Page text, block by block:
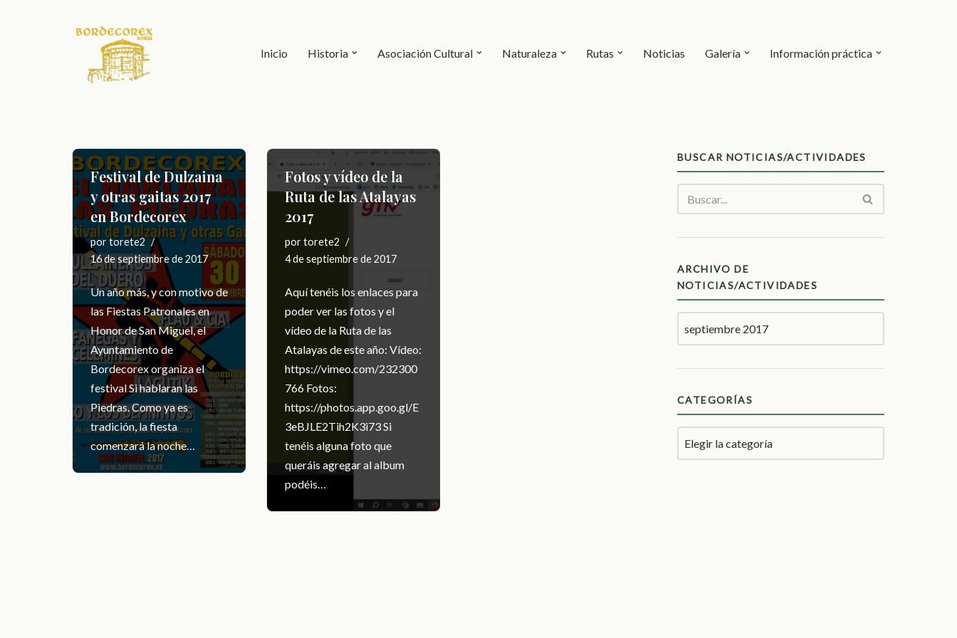
Inicio Historia Asociación Cultural Naturaleza Rutas Noticias Galería Información práctica
Festival de Dulzaina
y otras gaitas 2017
en Bordecorex
portorete2
16 de septiembre de 2017
Un año más, y con motivo de
las Fiestas Patronales en
Honor de San Miguel, el
Ayuntamiento de
Bordecorex organiza el
festival Si hablaran las
Piedras. Como ya es
tradición, la fiesta
comenzará la noche…
Fotos y vídeo de la
Ruta de las Atalayas
2017
portorete2
4 de septiembre de 2017
Aquí tenéis los enlaces para
poder ver las fotos y el
vídeo de la Ruta de las
Atalayas de este año: Vídeo:
https://vimeo.com/232300
766 Fotos:
https://photos.app.goo.gl/E
3eBJLE2Tih2K3i73 Si
tenéis alguna foto que
queráis agregar al album
podéis…
BUSCAR NOTICIAS/ACTIVIDADES
ARCHIVO DE
NOTICIAS/ACTIVIDADES
CATEGORÍAS